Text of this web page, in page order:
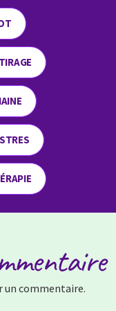
un commentaire.